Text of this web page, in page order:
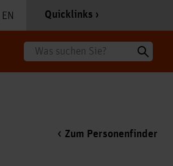
EN Quicklinks
Suche
Zum Personenfinder